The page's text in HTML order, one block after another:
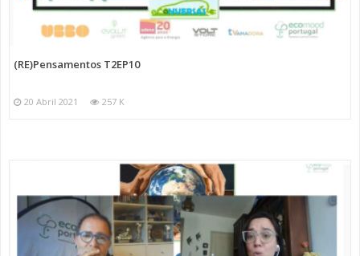
(RE)Pensamentos T2EP10
20 Abril 2021 257 K